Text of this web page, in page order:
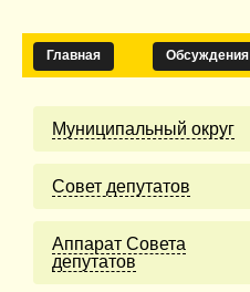
Главная Обсуждения
Муниципальный округ
Cовет депутатов
Аппарат Совета
депутатов